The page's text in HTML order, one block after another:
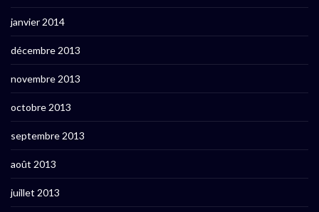
janvier 2014
décembre 2013
novembre 2013
octobre 2013
septembre 2013
août 2013
juillet 2013